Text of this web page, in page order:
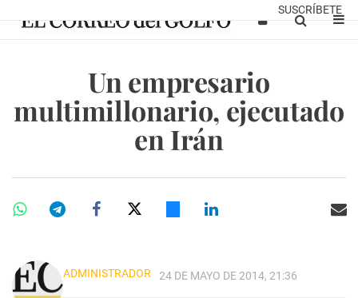
SUSCRÍBETE
Un empresario
multimillonario, ejecutado
en Irán
ADMINISTRADOR 24 DE MAYO DE 2014, 21:36